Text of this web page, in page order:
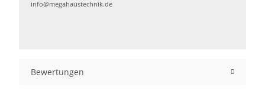
info@megahaustechnik.de
Bewertungen